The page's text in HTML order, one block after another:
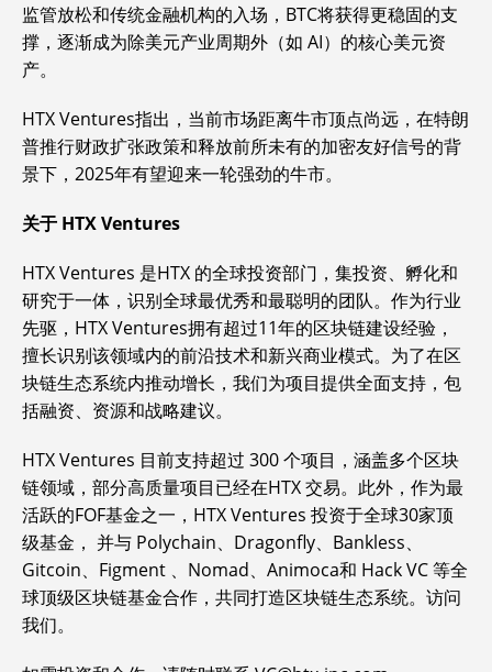
监管放松和传统金融机构的入场，BTC将获得更稳固的支
撑，逐渐成为除美元产业周期外（如 AI）的核心美元资
产。
HTX Ventures指出，当前市场距离牛市顶点尚远，在特朗
普推行财政扩张政策和释放前所未有的加密友好信号的背
景下，2025年有望迎来一轮强劲的牛市。
关于 HTX Ventures
HTX Ventures 是HTX 的全球投资部门，集投资、孵化和
研究于一体，识别全球最优秀和最聪明的团队。作为行业
先驱，HTX Ventures拥有超过11年的区块链建设经验，
擅长识别该领域内的前沿技术和新兴商业模式。为了在区
块链生态系统内推动增长，我们为项目提供全面支持，包
括融资、资源和战略建议。
HTX Ventures 目前支持超过 300 个项目，涵盖多个区块
链领域，部分高质量项目已经在HTX 交易。此外，作为最
活跃的FOF基金之一，HTX Ventures 投资于全球30家顶
级基金， 并与 Polychain、Dragonfly、Bankless、
Gitcoin、Figment 、Nomad、Animoca和 Hack VC 等全
球顶级区块链基金合作，共同打造区块链生态系统。访问
我们。